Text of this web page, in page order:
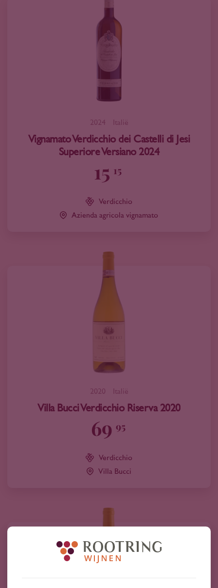
2024 Italië
Vignamato Verdicchio dei Castelli di Jesi
Superiore Versiano 2024
15 15
Verdicchio
Azienda agricola vignamato
2020 Italië
Villa Bucci Verdicchio Riserva 2020
69 95
Verdicchio
Villa Bucci